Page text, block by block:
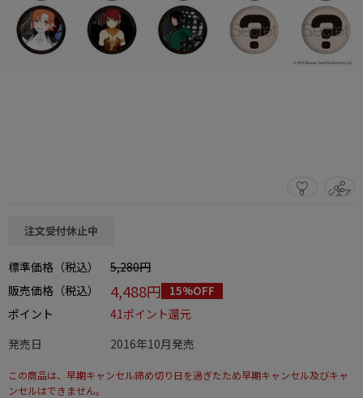
0 シェア
この商品をシェアする
注文受付休止中
標準価格（税込）
5,280円
販売価格（税込）
4,488円 15%OFF
ポイント
41ポイント還元
発売日
2016年10月発売
この商品は、早期キャンセル締め切り日を過ぎたため早期キャンセル及びキャ
ンセルはできません。